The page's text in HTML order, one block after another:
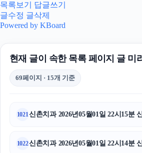
목록보기
답글쓰기
글수정 글삭제
Powered by KBoard
현재 글이 속한 목록 페이지 글 미
69페이지 · 15개 기준
1021신촌치과 2026년05월01일 22시15분
1022신촌치과 2026년05월01일 22시14분